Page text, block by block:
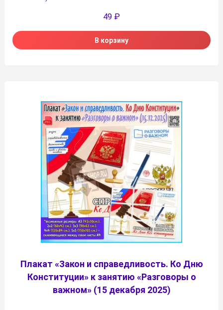
49 ₽
В корзину
Плакат «Закон и справедливость. Ко Дню
Конституции» к занятию «Разговоры о
важном» (15 декабря 2025)